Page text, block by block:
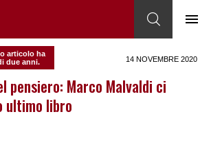
articolo ha
due anni.
14 NOVEMBRE 2020
pensiero: Marco Malvaldi ci
ultimo libro